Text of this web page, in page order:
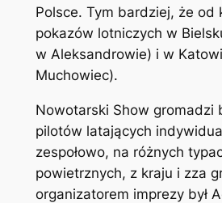
Polsce. Tym bardziej, że od
pokazów lotniczych w
w Aleksandrowie) i w
Muchowiec).
Nowotarski Show gromadzi
pilotów latających
zespołowo, na różnych
powietrznych, z kraju i zza
organizatorem imprezy był